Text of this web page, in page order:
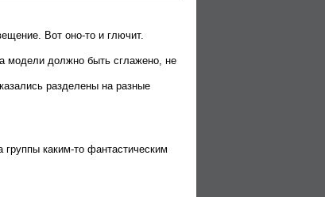
Вот оно-то и глючит.
модели должно быть сглажено, не
разделены на разные
каким-то фантастическим